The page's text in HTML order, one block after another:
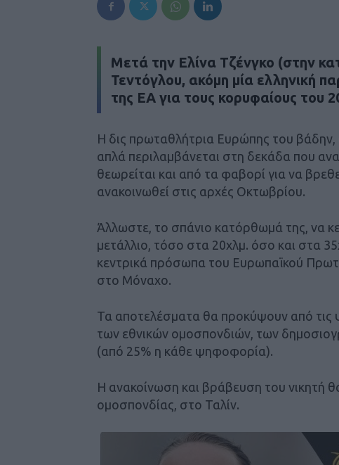
Μετά την Ελίνα Τζένγκο (στην
Τεντόγλου, ακόμη μία ελληνική
της EA για τους κορυφαίους του
Η δις πρωταθλήτρια Ευρώπης του βάδην,
απλά περιλαμβάνεται στη δεκάδα που
θεωρείται και από τα φαβορί για να
ανακοινωθεί στις αρχές Οκτωβρίου.
Άλλωστε, το σπάνιο κατόρθωμά της, να
μετάλλιο, τόσο στα 20χλμ. όσο και στα
κεντρικά πρόσωπα του Ευρωπαϊκού
στο Μόναχο.
Τα αποτελέσματα θα προκύψουν από
των εθνικών ομοσπονδιών, των
(από 25% η κάθε ψηφοφορία).
Η ανακοίνωση και βράβευση του νικητή
ομοσπονδίας, στο Ταλίν.